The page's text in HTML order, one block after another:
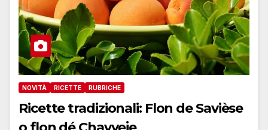
NOVITÀ RICETTE RUBRICHE
Ricette tradizionali: Flon de Savièse